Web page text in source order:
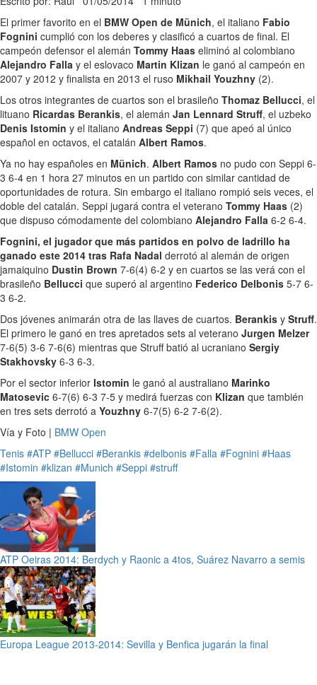
El primer favorito en el BMW Open de Münich, el italiano Fabio
Fognini cumplió con los deberes y clasificó a cuartos de final. El
campeón defensor el alemán Tommy Haas eliminó al colombiano
Alejandro Falla y el eslovaco Martin Klizan le ganó al campeón en
2007 y 2012 y finalista en 2013 el ruso Mikhail Youzhny (2).
Los otros integrantes de cuartos son el brasileño Thomaz Bellucci, el
lituano Ricardas Berankis, el alemán Jan Lennard Struff, el uzbeko
Denis Istomin y el italiano Andreas Seppi (7) que apeó al único
español en octavos, el catalán Albert Ramos.
Ya no hay españoles en Münich. Albert Ramos no pudo con Seppi 6-
3 6-4 en 1 hora 27 minutos en un partido con similar cantidad de
oportunidades de rotura. Sin embargo el italiano rompió seis veces, el
doble del catalán. Seppi jugará contra el veterano Tommy Haas (2)
que dispuso cómodamente del colombiano Alejandro Falla 6-2 6-4.
Fognini, el jugador que más partidos en polvo de ladrillo ha
ganado este 2014 tras Rafa Nadal derrotó al alemán de origen
jamaiquino Dustin Brown 7-6(4) 6-2 y en cuartos se las verá con el
brasileño Bellucci que superó al argentino Federico Delbonis 5-7 6-
3 6-2.
Dos jóvenes animarán otra de las llaves de cuartos. Berankis y Struff.
El primero le ganó en tres apretados sets al veterano Jurgen Melzer
7-6(5) 3-6 7-6(6) mientras que Struff batió al ucraniano Sergiy
Stakhovsky 6-3 6-3.
Por el sector inferior Istomin le ganó al australiano Marinko
Matosevic 6-7(6) 6-3 7-5 y medirá fuerzas con Klizan que también
en tres sets derrotó a Youzhny 6-7(5) 6-2 7-6(2).
Vía y Foto | BMW Open
Tenis #ATP #Bellucci #Berankis #delbonis #Falla #Fognini #Haas
#Istomin #klizan #Munich #Seppi #struff
ATP Oeiras 2014: Berdych y Raonic a 4tos, Suárez Navarro a semis
Europa League 2013-2014: Sevilla y Benfica jugarán la final